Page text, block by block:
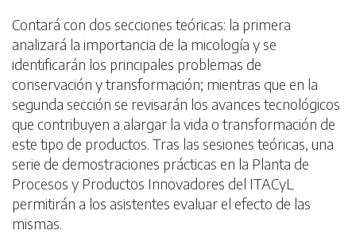
Contará con dos secciones teóricas: la primera
analizará la importancia de la micología y se
identificarán los principales problemas de
conservación y transformación; mientras que en la
segunda sección se revisarán los avances tecnológicos
que contribuyen a alargar la vida o transformación de
este tipo de productos. Tras las sesiones teóricas, una
serie de demostraciones prácticas en la Planta de
Procesos y Productos Innovadores del ITACyL
permitirán a los asistentes evaluar el efecto de las
mismas.